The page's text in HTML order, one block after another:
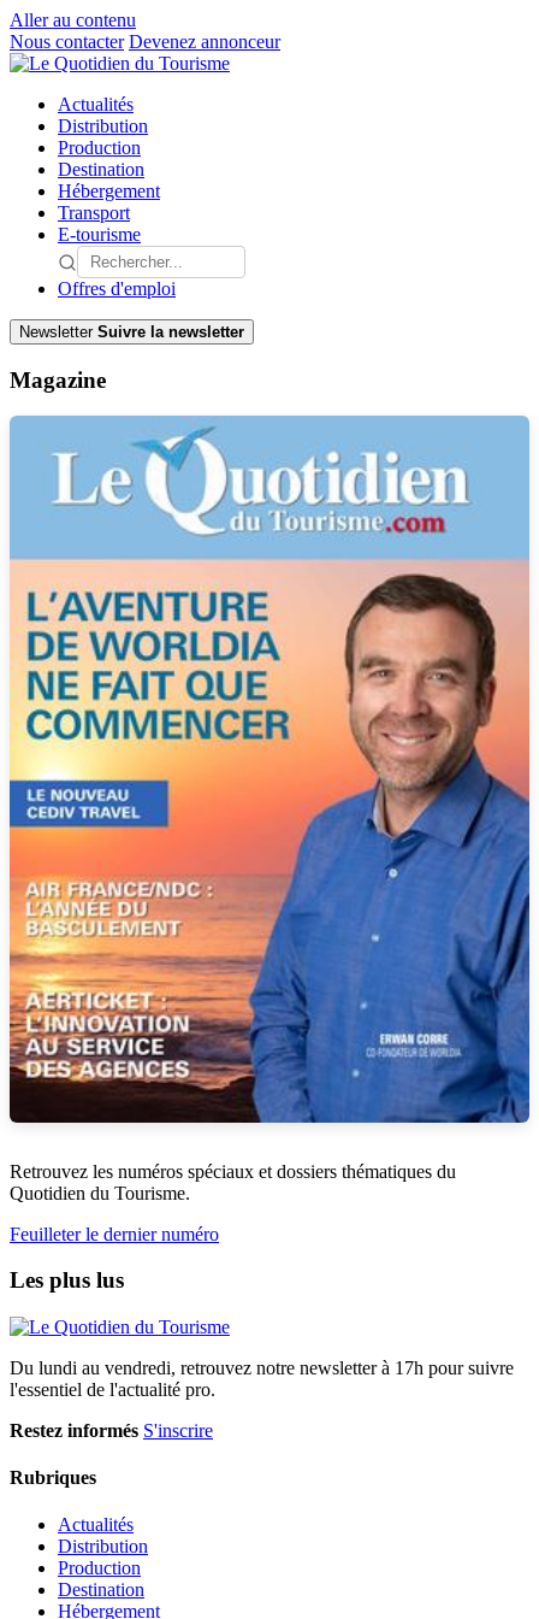
Aller au contenu
Nous contacter Devenez annonceur
Actualités
Distribution
Production
Destination
Hébergement
Transport
E-tourisme
Offres d'emploi
Newsletter Suivre la newsletter
Magazine
Retrouvez les numéros spéciaux et dossiers thématiques du
Quotidien du Tourisme.
Feuilleter le dernier numéro
Les plus lus
Du lundi au vendredi, retrouvez notre newsletter à 17h pour suivre
l'essentiel de l'actualité pro.
Restez informés S'inscrire
Rubriques
Actualités
Distribution
Production
Destination
Hébergement